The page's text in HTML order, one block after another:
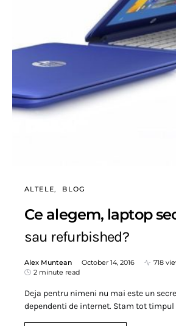
ALTELE BLOG
Ce alegem, laptop
sau refurbished?
Alex Muntean October 14, 2016
718
2 minute read
Deja pentru nimeni nu mai este un
dependenti de internet. Stam tot timpul